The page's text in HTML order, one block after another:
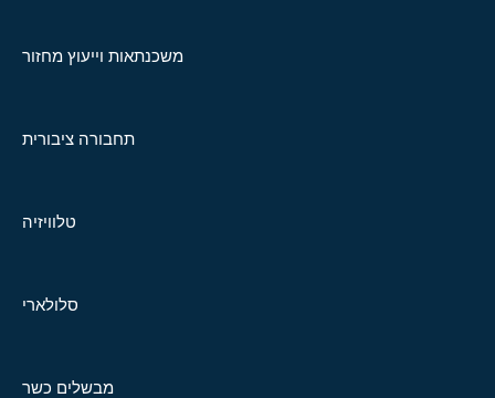
משכנתאות וייעוץ מחזור
תחבורה ציבורית
טלוויזיה
סלולארי
מבשלים כשר